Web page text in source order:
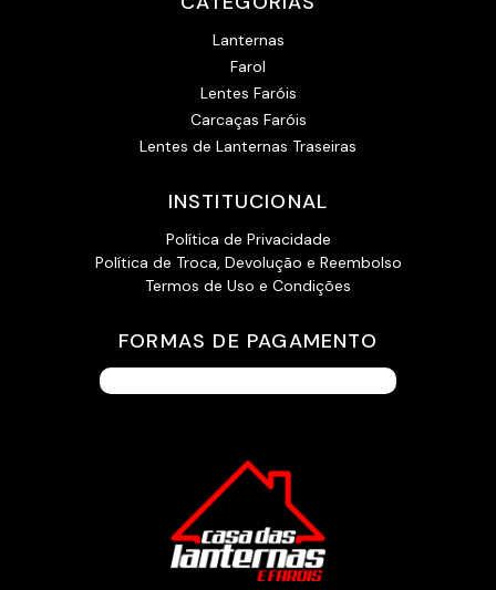
Lanternas
Farol
Lentes Faróis
Carcaças Faróis
Lentes de Lanternas Traseiras
INSTITUCIONAL
Política de Privacidade
Política de Troca, Devolução e Reembolso
Termos de Uso e Condições
FORMAS DE PAGAMENTO